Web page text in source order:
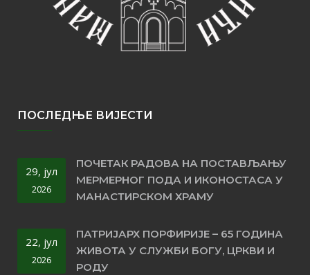
ПОСЛЕДЊЕ ВИЈЕСТИ
29, јул
2026
ПОЧЕТАК РАДОВА НА ПОСТАВЉАЊУ
МЕРМЕРНОГ ПОДА И ИКОНОСТАСА У
МАНАСТИРСКОМ ХРАМУ
22, јул
2026
ПАТРИЈАРХ ПОРФИРИЈЕ – 65 ГОДИНА
ЖИВОТА У СЛУЖБИ БОГУ, ЦРКВИ И
РОДУ